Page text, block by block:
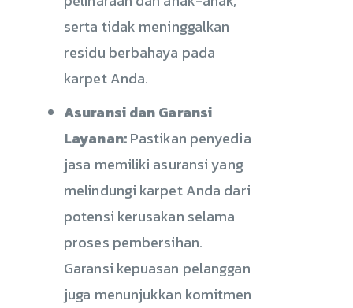
serta tidak meninggalkan
residu berbahaya pada
karpet Anda.
Asuransi dan Garansi
Layanan:Pastikan penyedia
jasa memiliki asuransi yang
melindungi karpet Anda dari
potensi kerusakan selama
proses pembersihan.
Garansi kepuasan pelanggan
juga menunjukkan komitmen